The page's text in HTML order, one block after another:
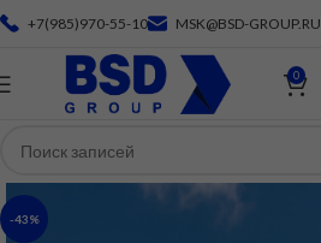
+7(985)970-55-10 MSK@BSD-GROUP.RU
0
-43%